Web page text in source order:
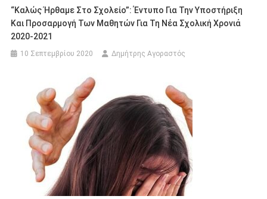
“Καλώς Ήρθαμε Στο Σχολείο”: Έντυπο Για Την Υποστήριξη
Και Προσαρμογή Των Μαθητών Για Τη Νέα Σχολική Χρονιά
2020-2021
10 Σεπτεμβρίου 2020 Δημήτρης Αγοραστός